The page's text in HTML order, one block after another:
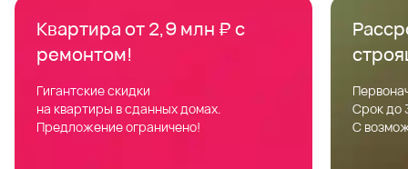
Квартира от 2,9 млн ₽ с
ремонтом!
Гигантские скидки
на квартиры в сданных домах.
Предложение ограничено!
Срок до
С